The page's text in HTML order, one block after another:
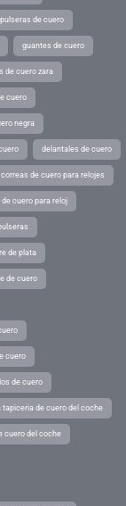
de cuero
guantes de cuero
de cuero zara
cuero
negra
delantales de cuero
correas de cuero para relojes
de cuero para reloj
de plata
de cuero
cuero
de cuero
tapiceria de cuero del coche
cuero del coche